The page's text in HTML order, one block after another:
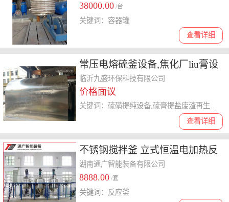
38000.00 /台
查看详细
关键词：容器罐
常压电熔硫釜设备,焦化厂liu膏设
备,农药厂药渣提纯
临沂九盛环保科技有限公司
价格面议
查看详细
不锈钢搅拌釜 立式恒温电加热反
应釜 液体膏霜乳化均质罐厂家
湖南通广智能装备有限公司
8888.00 /套
关键词：反应釜